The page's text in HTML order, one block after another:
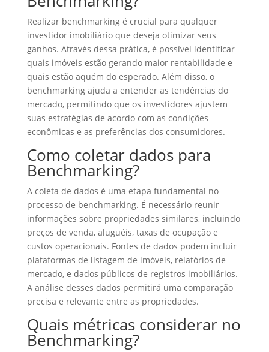
Realizar benchmarking é crucial para qualquer
investidor imobiliário que deseja otimizar seus
ganhos. Através dessa prática, é possível identificar
quais imóveis estão gerando maior rentabilidade e
quais estão aquém do esperado. Além disso, o
benchmarking ajuda a entender as tendências do
mercado, permitindo que os investidores ajustem
suas estratégias de acordo com as condições
econômicas e as preferências dos consumidores.
Como coletar dados para
Benchmarking?
A coleta de dados é uma etapa fundamental no
processo de benchmarking. É necessário reunir
informações sobre propriedades similares, incluindo
preços de venda, aluguéis, taxas de ocupação e
custos operacionais. Fontes de dados podem incluir
plataformas de listagem de imóveis, relatórios de
mercado, e dados públicos de registros imobiliários.
A análise desses dados permitirá uma comparação
precisa e relevante entre as propriedades.
Quais métricas considerar no
Benchmarking?